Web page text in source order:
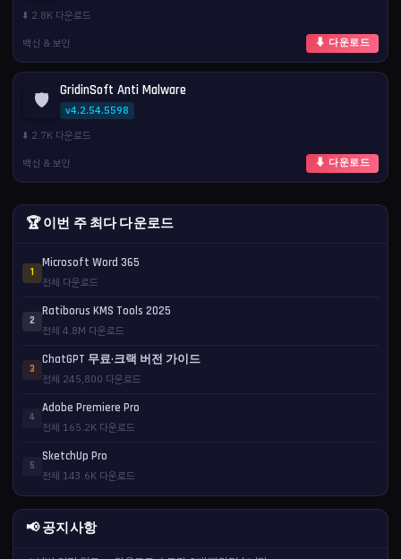
⬇️ 2.8K 다운로드
백신 & 보안
⬇ 다운로드
🛡️ GridinSoft Anti Malware
v4.2.54.5598
⬇️ 2.7K 다운로드
백신 & 보안
⬇ 다운로드
🏆 이번 주 최다 다운로드
1
Microsoft Word 365
전체 다운로드
2
Ratiborus KMS Tools 2025
전체 4.8M 다운로드
3
ChatGPT 무료·크랙 버전 가이드
전체 245,800 다운로드
4
Adobe Premiere Pro
전체 165.2K 다운로드
5
SketchUp Pro
전체 143.6K 다운로드
📢 공지사항